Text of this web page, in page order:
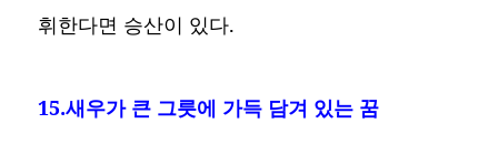
휘한다면 승산이 있다.
15.새우가 큰 그릇에 가득 담겨 있는 꿈